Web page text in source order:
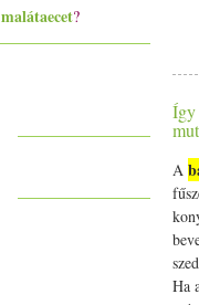
malátaecet?
tud
Így
A
Ha